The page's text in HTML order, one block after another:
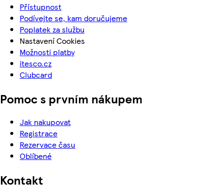
Přístupnost
Podívejte se, kam doručujeme
Poplatek za službu
Nastavení Cookies
Možnosti platby
itesco.cz
Clubcard
Pomoc s prvním nákupem
Jak nakupovat
Registrace
Rezervace času
Oblíbené
Kontakt